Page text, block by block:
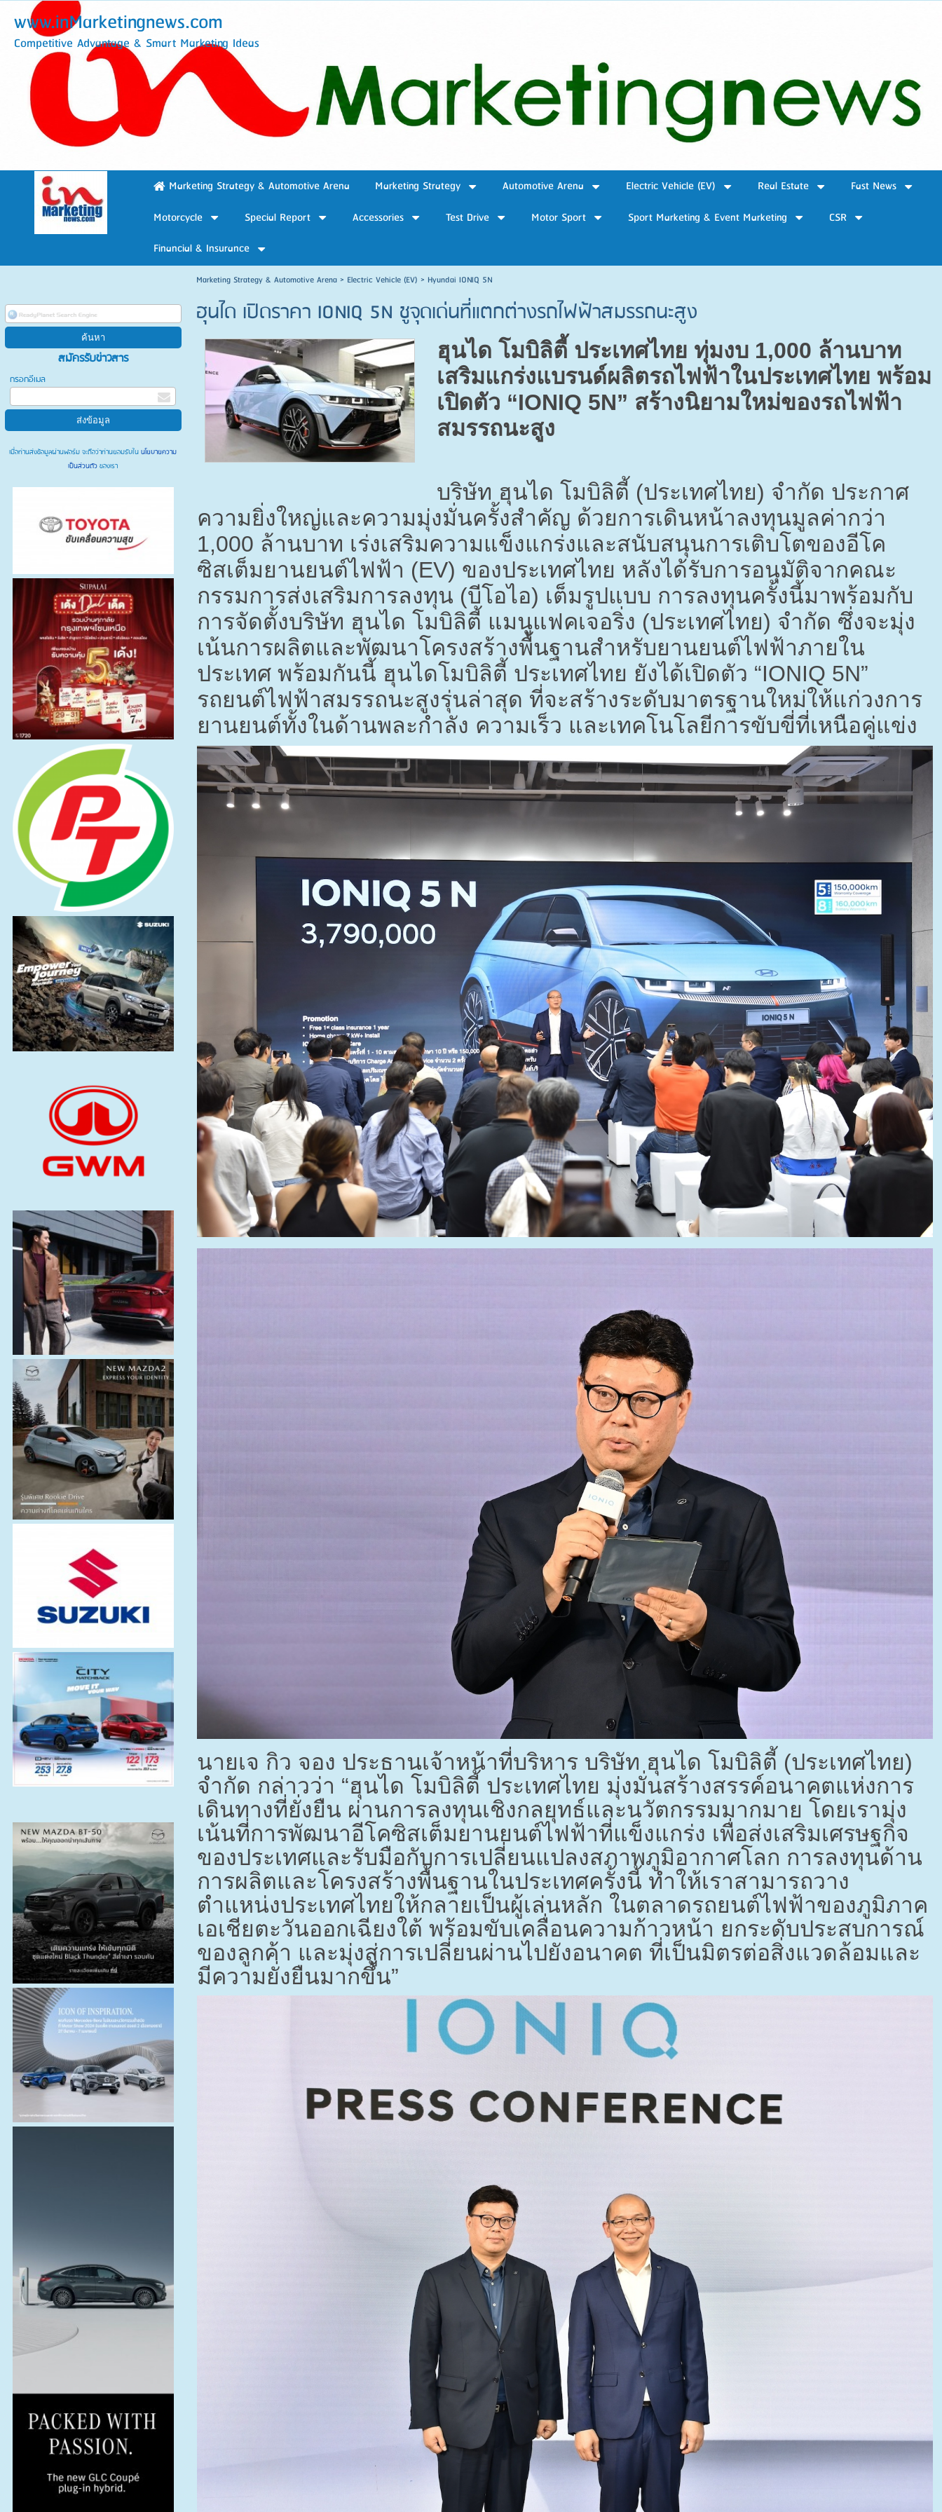
www.inMarketingnews.com
Competitive Advantage & Smart Marketing Ideas
Marketing Strategy & Automotive Arena Marketing Strategy Automotive Arena Electric Vehicle (EV) Real Estate
Fast News
Motorcycle
Special Report Accessories Test Drive Motor Sport Sport Marketing & Event Marketing
CSR
Financial & Insurance
สมัครรับข่าวสาร
กรอกอีเมล
เมื่อท่านส่งข้อมูลผ่านฟอร์ม จะถือว่าท่านยอมรับในนโยบายความ
เป็นส่วนตัวของเรา
Marketing Strategy & Automotive Arena> Electric Vehicle (EV) > Hyundai IONIQ 5N
ฮุนได เปิดราคา IONIQ 5N ชูจุดเด่นที่แตกต่างรถไฟฟ้าสมรรถนะสูง
ฮุนได โมบิลิตี้ ประเทศไทย ทุ่มงบ 1,000 ล้านบาท
เสริมแกร่งแบรนด์ผลิตรถไฟฟ้าในประเทศไทย พร้อม
เปิดตัว “IONIQ 5N” สร้างนิยามใหม่ของรถไฟฟ้า
สมรรถนะสูง
บริษัท ฮุนได โมบิลิตี้ (ประเทศไทย) จำกัด ประกาศ
ความยิ่งใหญ่และความมุ่งมั่นครั้งสำคัญ ด้วยการเดินหน้าลงทุนมูลค่ากว่า
1,000 ล้านบาท เร่งเสริมความแข็งแกร่งและสนับสนุนการเติบโตของอีโค
ซิสเต็มยานยนต์ไฟฟ้า (EV) ของประเทศไทย หลังได้รับการอนุมัติจากคณะ
กรรมการส่งเสริมการลงทุน (บีโอไอ) เต็มรูปแบบ การลงทุนครั้งนี้มาพร้อมกับ
การจัดตั้งบริษัท ฮุนได โมบิลิตี้ แมนูแฟคเจอริ่ง (ประเทศไทย) จำกัด ซึ่งจะมุ่ง
เน้นการผลิตและพัฒนาโครงสร้างพื้นฐานสำหรับยานยนต์ไฟฟ้าภายใน
ประเทศ พร้อมกันนี้ ฮุนไดโมบิลิตี้ ประเทศไทย ยังได้เปิดตัว “IONIQ 5N”
รถยนต์ไฟฟ้าสมรรถนะสูงรุ่นล่าสุด ที่จะสร้างระดับมาตรฐานใหม่ให้แก่วงการ
ยานยนต์ทั้งในด้านพละกำลัง ความเร็ว และเทคโนโลยีการขับขี่ที่เหนือคู่แข่ง
นายเจ กิว จอง ประธานเจ้าหน้าที่บริหาร บริษัท ฮุนได โมบิลิตี้ (ประเทศไทย)
จำกัด กล่าวว่า “ฮุนได โมบิลิตี้ ประเทศไทย มุ่งมั่นสร้างสรรค์อนาคตแห่งการ
เดินทางที่ยั่งยืน ผ่านการลงทุนเชิงกลยุทธ์และนวัตกรรมมากมาย โดยเรามุ่ง
เน้นที่การพัฒนาอีโคซิสเต็มยานยนต์ไฟฟ้าที่แข็งแกร่ง เพื่อส่งเสริมเศรษฐกิจ
ของประเทศและรับมือกับการเปลี่ยนแปลงสภาพภูมิอากาศโลก การลงทุนด้าน
การผลิตและโครงสร้างพื้นฐานในประเทศครั้งนี้ ทำให้เราสามารถวาง
ตำแหน่งประเทศไทยให้กลายเป็นผู้เล่นหลัก ในตลาดรถยนต์ไฟฟ้าของภูมิภาค
เอเชียตะวันออกเฉียงใต้ พร้อมขับเคลื่อนความก้าวหน้า ยกระดับประสบการณ์
ของลูกค้า และมุ่งสู่การเปลี่ยนผ่านไปยังอนาคต ที่เป็นมิตรต่อสิ่งแวดล้อมและ
มีความยั่งยืนมากขึ้น”